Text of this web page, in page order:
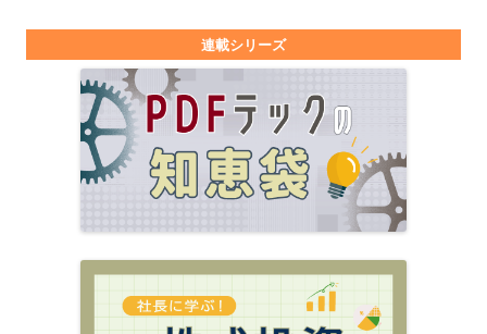
連載シリーズ